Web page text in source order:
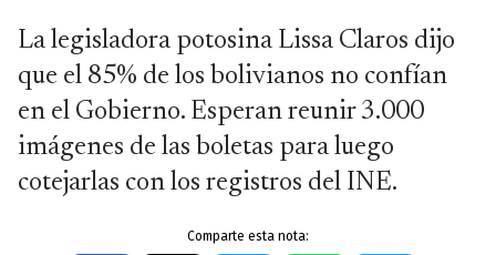
La legisladora potosina Lissa Claros dijo
que el 85% de los bolivianos no confían
en el Gobierno. Esperan reunir 3.000
imágenes de las boletas para luego
cotejarlas con los registros del INE.
Comparte esta nota: